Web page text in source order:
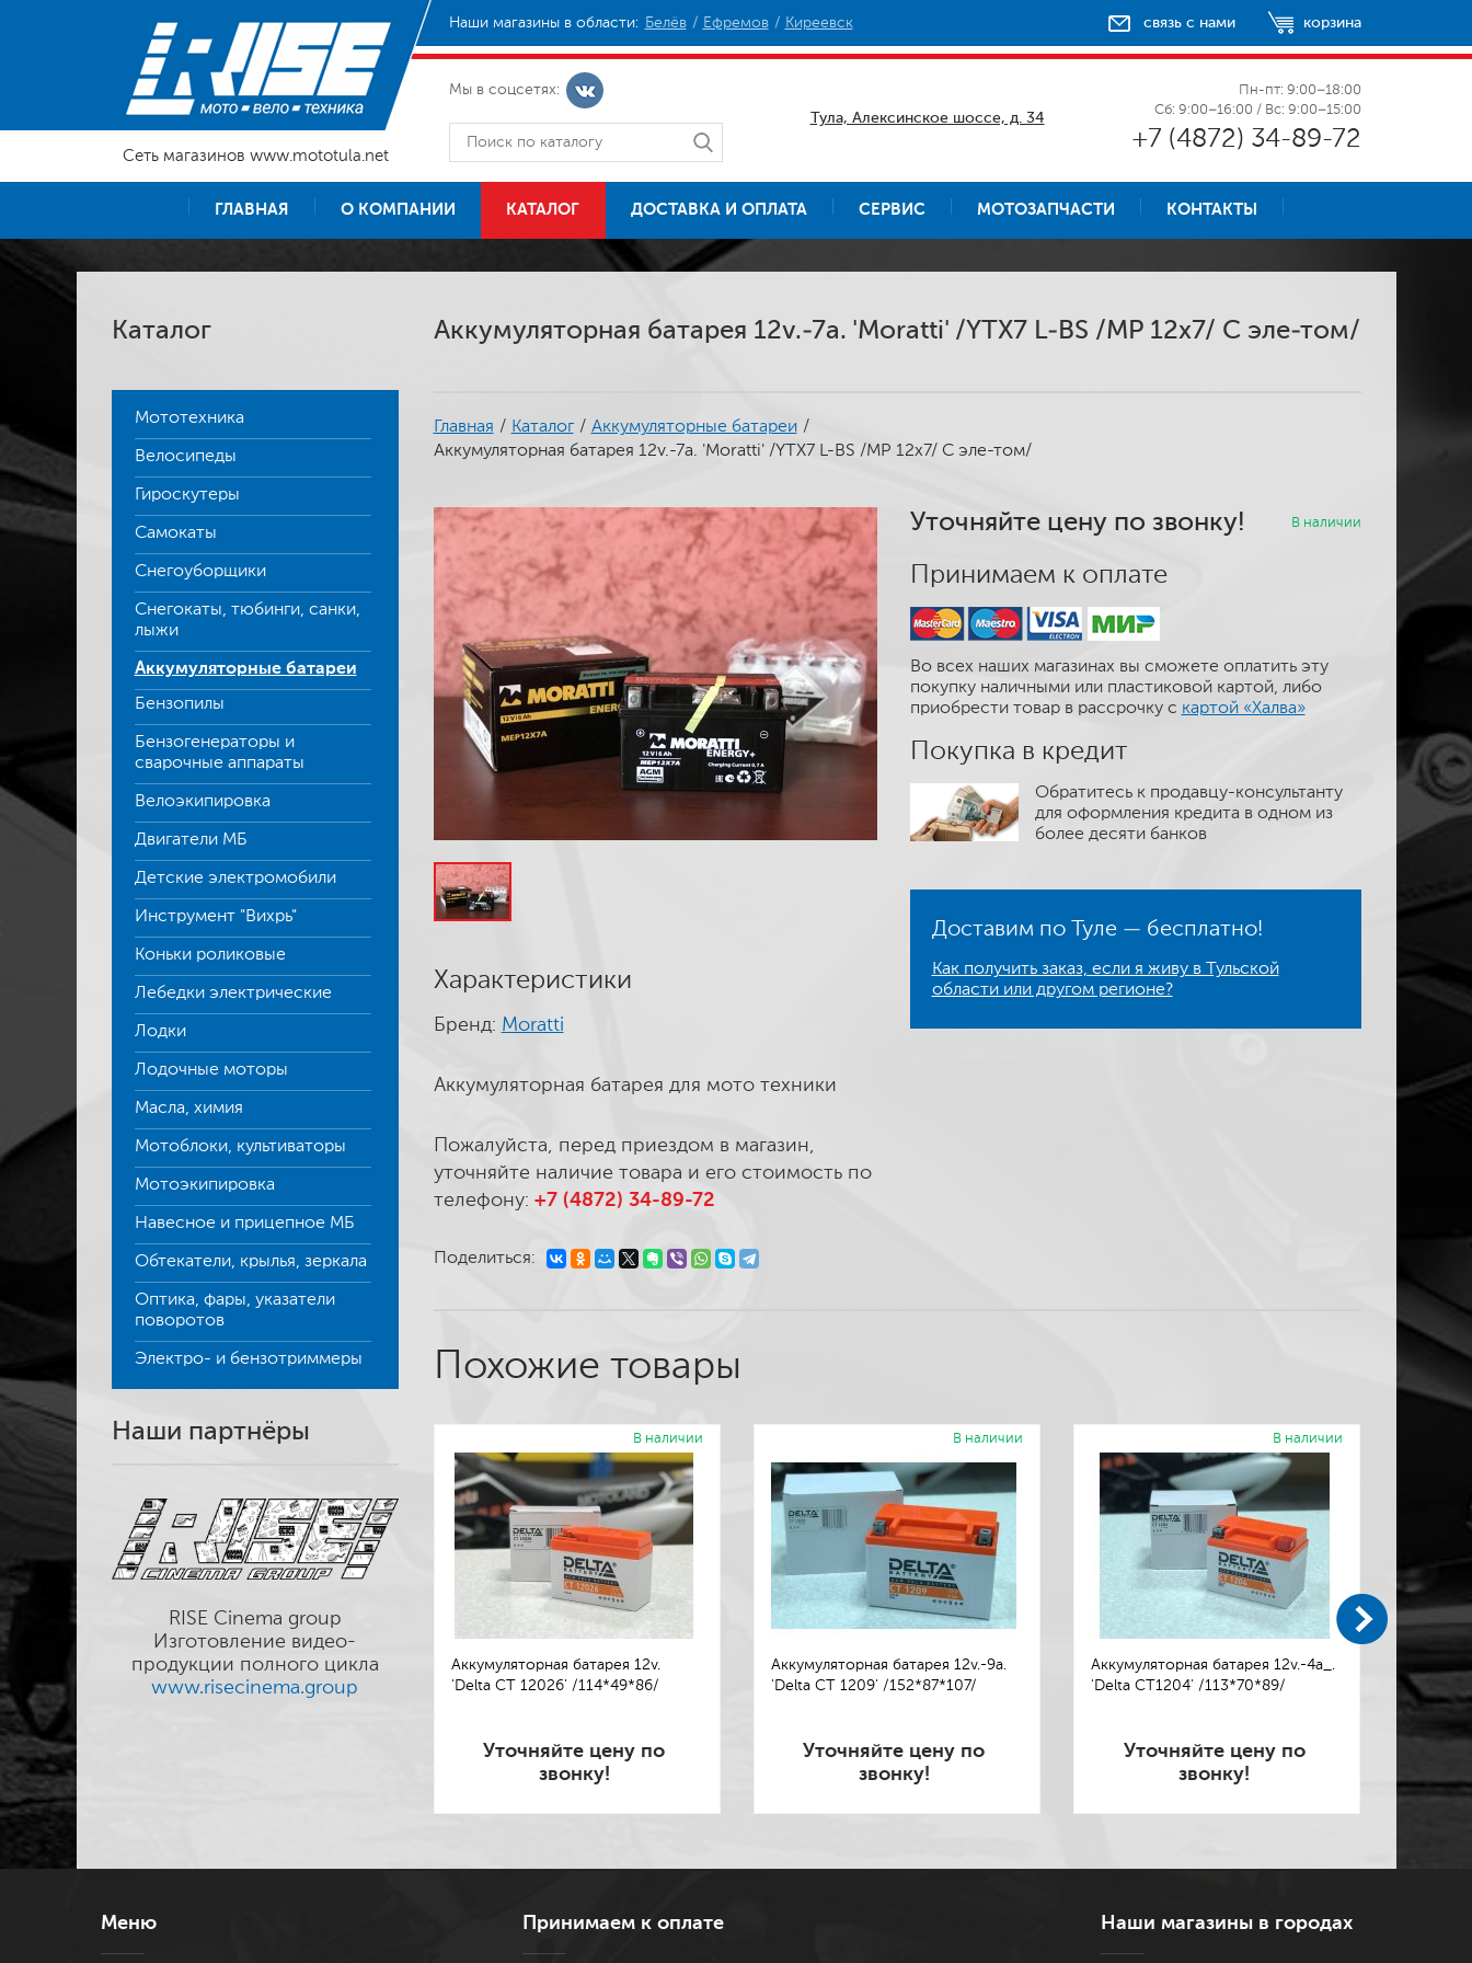
Сеть магазинов www.mototula.net
Наши магазины в области: Белёв Ефремов Киреевск корзина
связь с нами
Мы в соцсетях:
Тула, Алексинское шоссе, д. 34
Пн-пт: 9:00–18:00
Сб: 9:00–16:00 / Вс: 9:00–15:00
+7 (4872) 34-89-72
ГЛАВНАЯ О КОМПАНИИ КАТАЛОГ ДОСТАВКА И ОПЛАТА СЕРВИС МОТОЗАПЧАСТИ КОНТАКТЫ
Каталог
Мототехника
Велосипеды
Гироскутеры
Самокаты
Снегоуборщики
Снегокаты, тюбинги, санки,
лыжи
Аккумуляторные батареи
Бензопилы
Бензогенераторы и
сварочные аппараты
Велоэкипировка
Двигатели МБ
Детские электромобили
Инструмент "Вихрь"
Коньки роликовые
Лебедки электрические
Лодки
Лодочные моторы
Масла, химия
Мотоблоки, культиваторы
Мотоэкипировка
Навесное и прицепное МБ
Обтекатели, крылья, зеркала
Оптика, фары, указатели
поворотов
Электро- и бензотриммеры
Наши партнёры
RISE Cinema group
Изготовление видео-
продукции полного цикла
www.risecinema.group
Аккумуляторная батарея 12v.-7а. 'Moratti' /YTX7 L-BS /MP 12x7/ С эле-том/
Главная / Каталог / Аккумуляторные батареи /
Аккумуляторная батарея 12v.-7а. 'Moratti' /YTX7 L-BS /MP 12x7/ С эле-том/
Характеристики
Бренд: Moratti
Аккумуляторная батарея для мото техники
Пожалуйста, перед приездом в магазин,
уточняйте наличие товара и его стоимость по
телефону: +7 (4872) 34-89-72
Поделиться:
Уточняйте цену по звонку! В наличии
Принимаем к оплате
Во всех наших магазинах вы сможете оплатить эту
покупку наличными или пластиковой картой, либо
приобрести товар в рассрочку с картой «Халва»
Покупка в кредит
Обратитесь к продавцу-консультанту
для оформления кредита в одном из
более десяти банков
Доставим по Туле — бесплатно!
Как получить заказ, если я живу в Тульской
области или другом регионе?
Похожие товары
Аккумуляторная батарея 12v.
'Delta СТ 12026' /114*49*86/
Уточняйте цену по
звонку!
В наличии
Аккумуляторная батарея 12v.-9а.
'Delta СТ 1209' /152*87*107/
Уточняйте цену по
звонку!
В наличии
Аккумуляторная батарея 12v.-4а_.
'Delta СТ1204' /113*70*89/
Уточняйте цену по
звонку!
В наличии
'DELTA
Меню Принимаем к оплате Наши магазины в городах